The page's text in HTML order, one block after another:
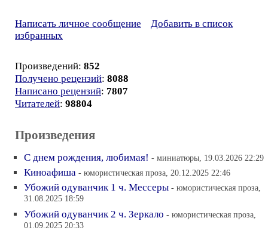
Написать личное сообщение
Добавить в список
избранных
Произведений: 852
Получено рецензий: 8088
Написано рецензий: 7807
Читателей: 98804
Произведения
С днем рождения, любимая! - миниатюры, 19.03.2026 22:29
Киноафиша - юмористическая проза, 20.12.2025 22:46
Убожий одуванчик 1 ч. Мессеры - юмористическая проза,
31.08.2025 18:59
Убожий одуванчик 2 ч. Зеркало - юмористическая проза,
01.09.2025 20:33